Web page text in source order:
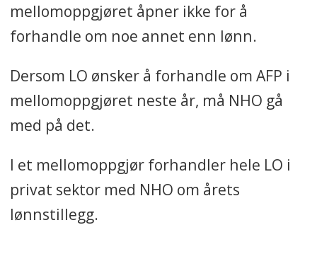
lønnsoppgjør.
mellomoppgjøret åpner ikke for å
forhandle om noe annet enn lønn.
Dersom LO ønsker å forhandle om AFP i
mellomoppgjøret neste år, må NHO gå
med på det.
I et mellomoppgjør forhandler hele LO i
privat sektor med NHO om årets
lønnstillegg.